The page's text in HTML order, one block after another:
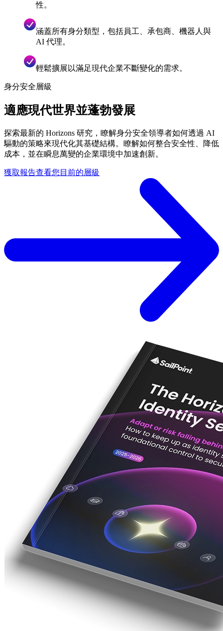
性。
涵蓋所有身分類型，包括員工、承包商、機器人與
AI 代理。
輕鬆擴展以滿足現代企業不斷變化的需求。
身分安全層級
適應現代世界並蓬勃發展
探索最新的 Horizons 研究，瞭解身分安全領導者如何透過 AI
驅動的策略來現代化其基礎結構。瞭解如何整合安全性、降低
成本，並在瞬息萬變的企業環境中加速創新。
獲取報告查看您目前的層級